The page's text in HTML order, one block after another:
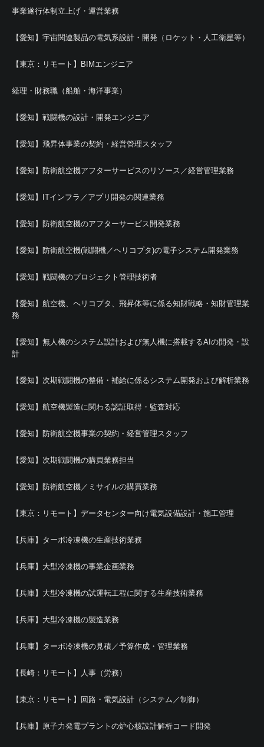
事業遂行体制立上げ・運営業務
【愛知】宇宙関連製品の電気系設計・開発（ロケット・人工衛星等）
【東京：リモート】BIMエンジニア
経理・財務職（船舶・海洋事業）
【愛知】戦闘機の設計・開発エンジニア
【愛知】飛昇体事業の契約・経営管理スタッフ
【愛知】防衛航空機アフターサービスのリソース／経営管理業務
【愛知】ITインフラ／アプリ開発の関連業務
【愛知】防衛航空機のアフターサービス開発業務
【愛知】防衛航空機(戦闘機／ヘリコプタ)の電子システム開発業務
【愛知】戦闘機のプロジェクト管理技術者
【愛知】航空機、ヘリコプタ、飛昇体等に係る知財戦略・知財管理業
務
【愛知】無人機のシステム設計および無人機に搭載するAIの開発・設
計
【愛知】次期戦闘機の整備・補給に係るシステム開発および解析業務
【愛知】航空機製造に関わる認証取得・監査対応
【愛知】防衛航空機事業の契約・経営管理スタッフ
【愛知】次期戦闘機の購買業務担当
【愛知】防衛航空機／ミサイルの購買業務
【東京：リモート】データセンター向け電気設備設計・施工管理
【兵庫】ターボ冷凍機の生産技術業務
【兵庫】大型冷凍機の事業企画業務
【兵庫】大型冷凍機の試運転工程に関する生産技術業務
【兵庫】大型冷凍機の製造業務
【兵庫】ターボ冷凍機の見積／予算作成・管理業務
【長崎：リモート】人事（労務）
【東京：リモート】回路・電気設計（システム／制御）
【兵庫】原子力発電プラントの炉心核設計解析コード開発